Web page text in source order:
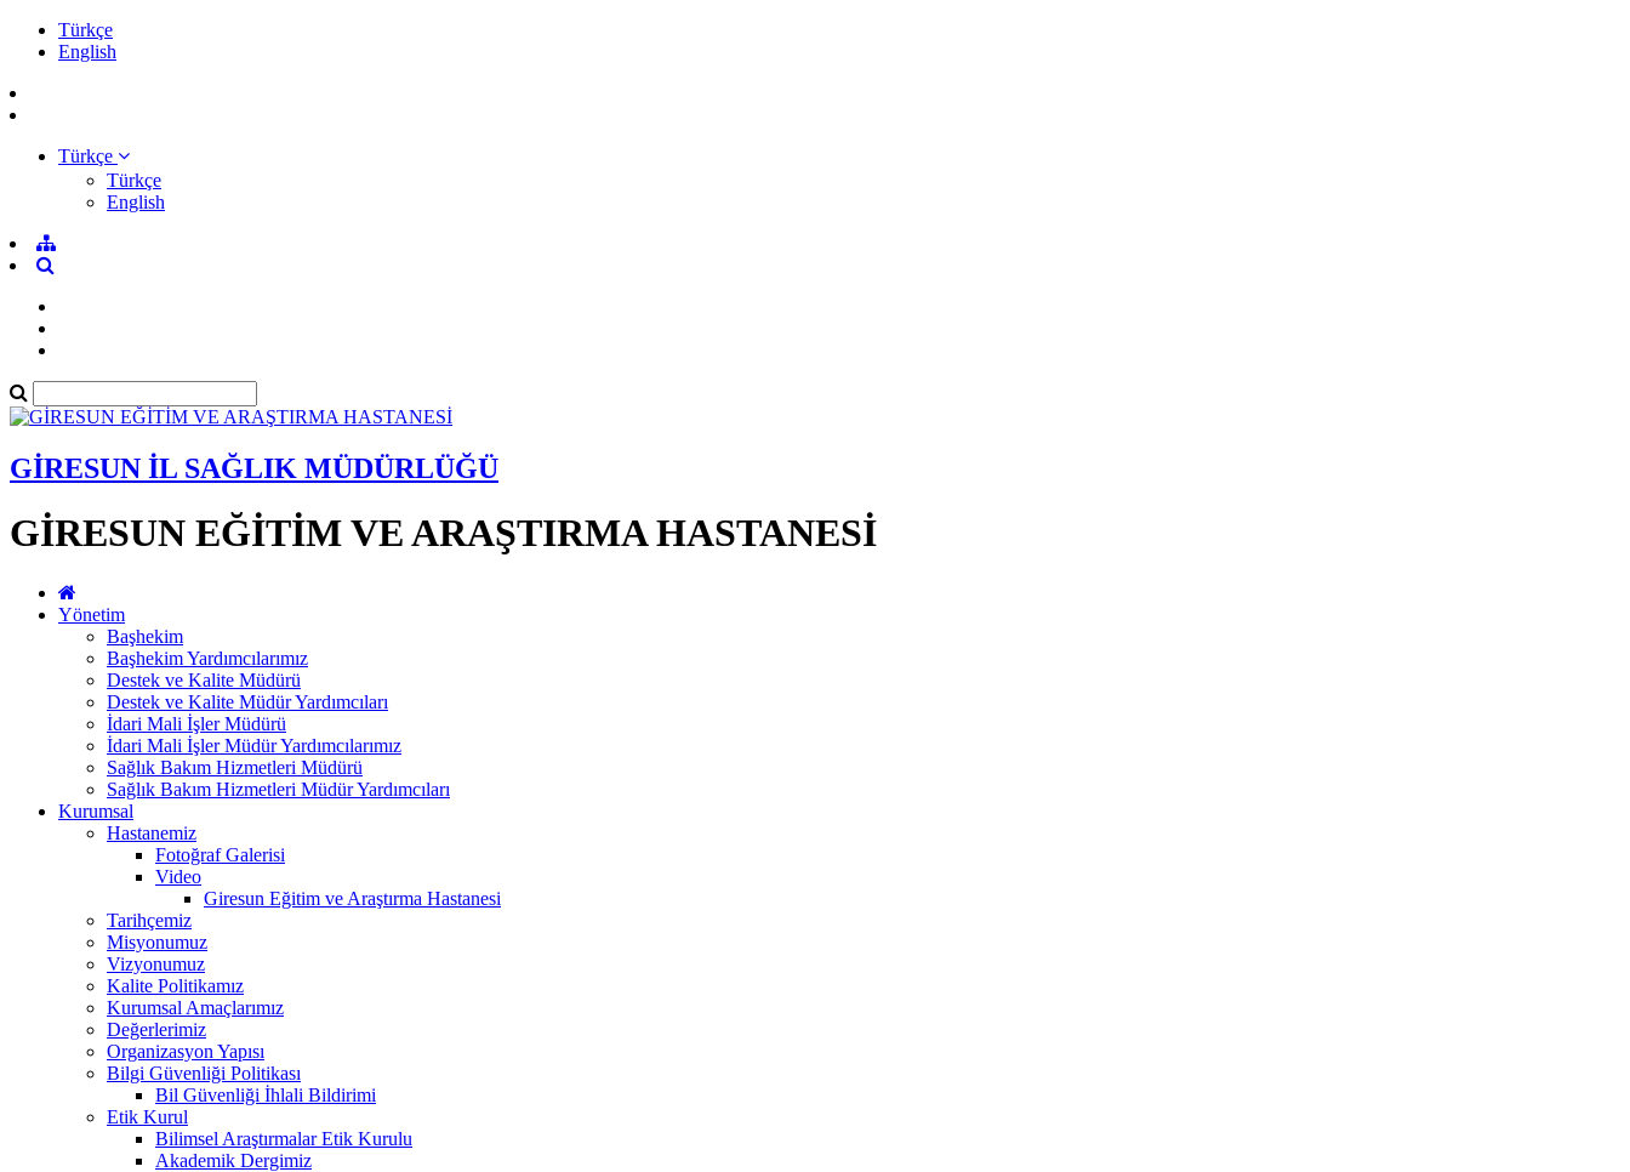
Türkçe
English
Türkçe
Türkçe
English
GİRESUN İL SAĞLIK MÜDÜRLÜĞÜ
GİRESUN EĞİTİM VE ARAŞTIRMA HASTANESİ
Yönetim
Başhekim
Başhekim Yardımcılarımız
Destek ve Kalite Müdürü
Destek ve Kalite Müdür Yardımcıları
İdari Mali İşler Müdürü
İdari Mali İşler Müdür Yardımcılarımız
Sağlık Bakım Hizmetleri Müdürü
Sağlık Bakım Hizmetleri Müdür Yardımcıları
Kurumsal
Hastanemiz
Fotoğraf Galerisi
Video
Giresun Eğitim ve Araştırma Hastanesi
Tarihçemiz
Misyonumuz
Vizyonumuz
Kalite Politikamız
Kurumsal Amaçlarımız
Değerlerimiz
Organizasyon Yapısı
Bilgi Güvenliği Politikası
Bil Güvenliği İhlali Bildirimi
Etik Kurul
Bilimsel Araştırmalar Etik Kurulu
Akademik Dergimiz